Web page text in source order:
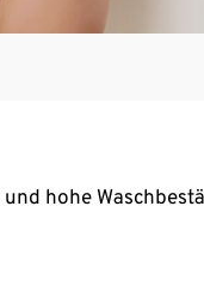
hohe